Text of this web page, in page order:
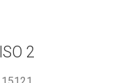
2